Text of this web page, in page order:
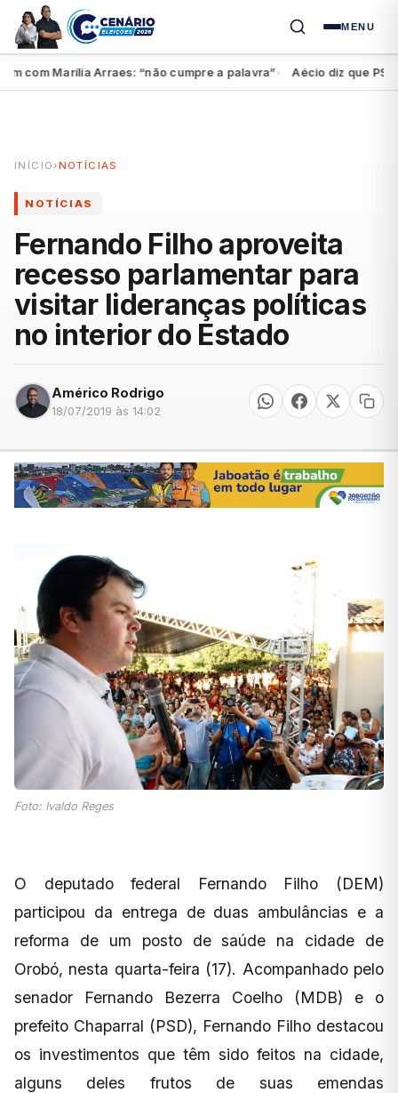
MENU
Marília Arraes: “não cumpre a palavra”● Aécio diz que PSDB
INÍCIO ›NOTÍCIAS
NOTÍCIAS
Fernando Filho aproveita
recesso parlamentar para
visitar lideranças políticas
no interior do Estado
Américo Rodrigo
18/07/2019 às 14:02
Foto: Ivaldo Reges
O deputado federal Fernando Filho (DEM)
participou da entrega de duas ambulâncias e a
reforma de um posto de saúde na cidade de
Orobó, nesta quarta-feira (17). Acompanhado pelo
senador Fernando Bezerra Coelho (MDB) e o
prefeito Chaparral (PSD), Fernando Filho destacou
os investimentos que têm sido feitos na cidade,
alguns deles frutos de suas emendas